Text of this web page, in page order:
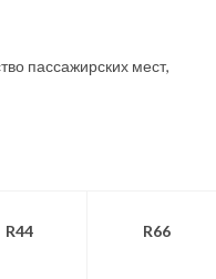
пассажирских мест,
R44 R66